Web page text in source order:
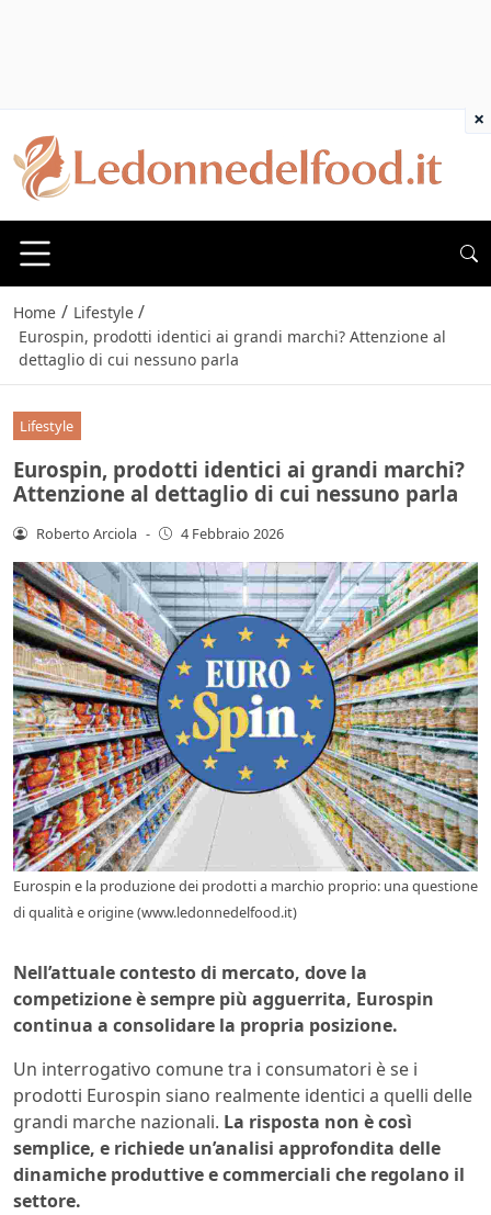
Home / Lifestyle /
Eurospin, prodotti identici ai grandi marchi? Attenzione al
dettaglio di cui nessuno parla
Lifestyle
Eurospin, prodotti identici ai grandi marchi?
Attenzione al dettaglio di cui nessuno parla
Roberto Arciola - 4 Febbraio 2026
Eurospin e la produzione dei prodotti a marchio proprio: una questione
di qualità e origine (www.ledonnedelfood.it)
Nell’attuale contesto di mercato, dove la
competizione è sempre più agguerrita, Eurospin
continua a consolidare la propria posizione.
Un interrogativo comune tra i consumatori è se i
prodotti Eurospin siano realmente identici a quelli delle
grandi marche nazionali. La risposta non è così
semplice, e richiede un’analisi approfondita delle
dinamiche produttive e commerciali che regolano il
settore.
×